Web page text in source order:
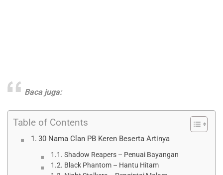
Baca juga:
Table of Contents
30 Nama Clan PB Keren Beserta Artinya
Shadow Reapers – Penuai Bayangan
Black Phantom – Hantu Hitam